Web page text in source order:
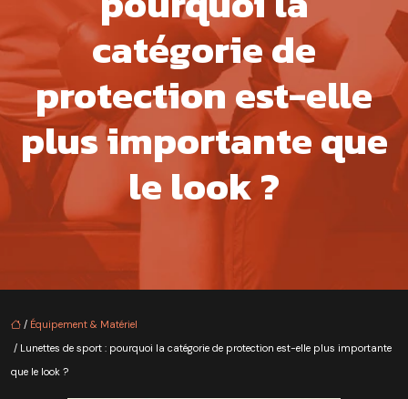
catégorie de
protection est-elle
plus importante que
le look ?
/ Équipement & Matériel
/ Lunettes de sport : pourquoi la catégorie de protection est-elle plus importante
que le look ?